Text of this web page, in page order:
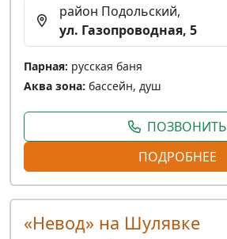
район Подольский,
ул. Газопроводная, 5
Парная: русская баня
Аква зона: бассейн, душ
ПОЗВОНИТЬ
ПОДРОБНЕЕ
«Невод» на Шулявке